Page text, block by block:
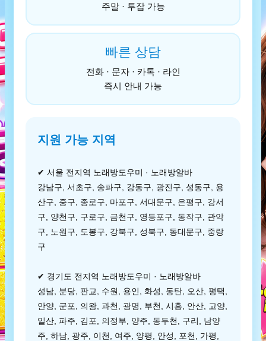
주말 · 투잡 가능
빠른 상담
전화 · 문자 · 카톡 · 라인
즉시 안내 가능
지원 가능 지역
✔ 서울 전지역 노래방도우미 · 노래방알바
강남구, 서초구, 송파구, 강동구, 광진구, 성동구, 용
산구, 중구, 종로구, 마포구, 서대문구, 은평구, 강서
구, 양천구, 구로구, 금천구, 영등포구, 동작구, 관악
구, 노원구, 도봉구, 강북구, 성북구, 동대문구, 중랑
구
✔ 경기도 전지역 노래방도우미 · 노래방알바
성남, 분당, 판교, 수원, 용인, 화성, 동탄, 오산, 평택,
안양, 군포, 의왕, 과천, 광명, 부천, 시흥, 안산, 고양,
일산, 파주, 김포, 의정부, 양주, 동두천, 구리, 남양
주, 하남, 광주, 이천, 여주, 양평, 안성, 포천, 가평,